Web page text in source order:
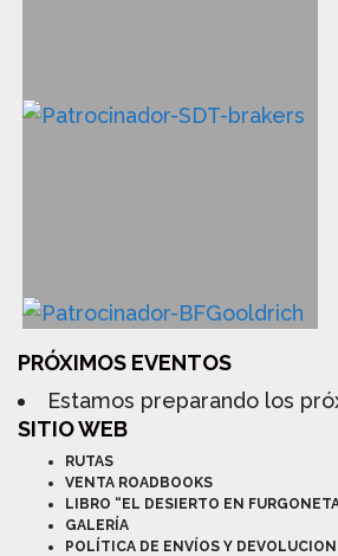
PRÓXIMOS EVENTOS
Estamos preparando los
SITIO WEB
RUTAS
VENTA ROADBOOKS
LIBRO “EL DESIERTO EN
GALERÍA
POLÍTICA DE ENVÍOS Y